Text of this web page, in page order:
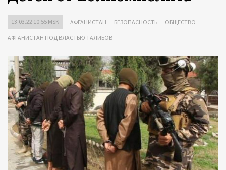
13.03.22 10:55 MSK АФГАНИСТАН БЕЗОПАСНОСТЬ ОБЩЕСТВО
АФГАНИСТАН ПОД ВЛАСТЬЮ ТАЛИБОВ